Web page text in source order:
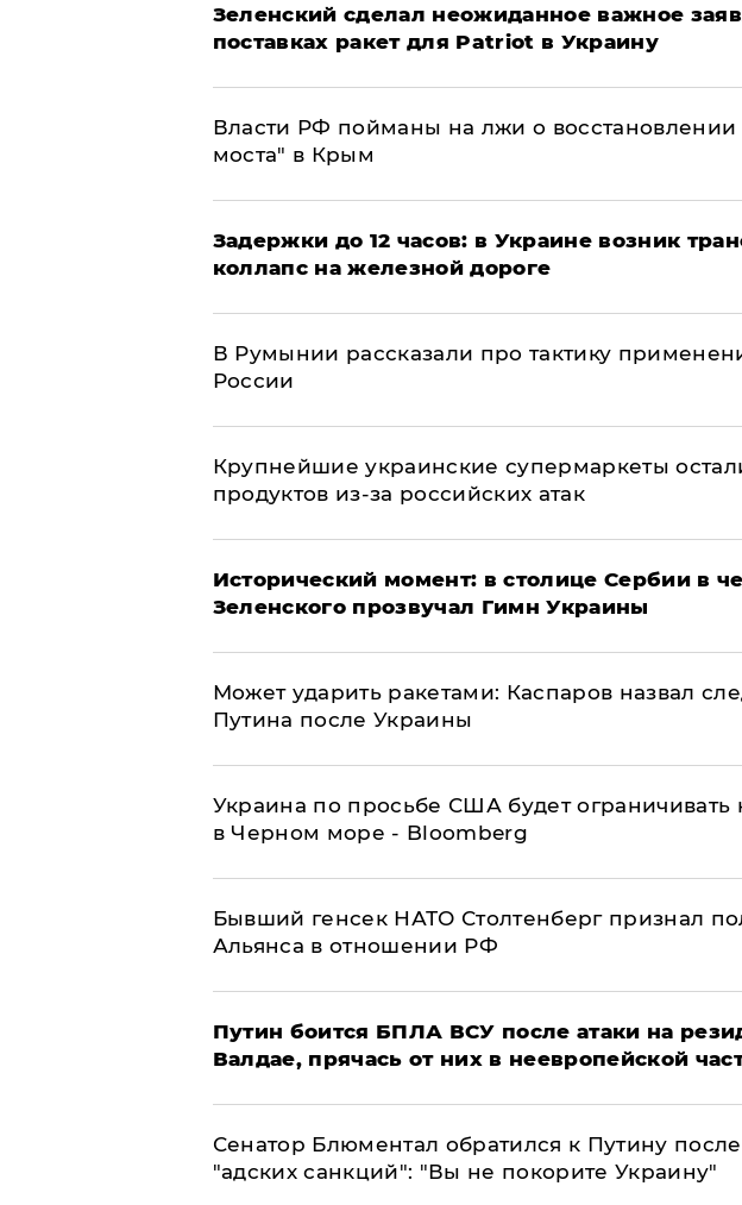
Зеленский сделал неожиданное важное
поставках ракет для Patriot в Украину
Власти РФ пойманы на лжи о восстановлении
моста" в Крым
Задержки до 12 часов: в Украине возник
коллапс на железной дороге
В Румынии рассказали про тактику
России
Крупнейшие украинские супермаркеты
продуктов из-за российских атак
Исторический момент: в столице Сербии в
Зеленского прозвучал Гимн Украины
Может ударить ракетами: Каспаров назвал
Путина после Украины
Украина по просьбе США будет ограничивать
в Черном море - Bloomberg
Бывший генсек НАТО Столтенберг признал
Альянса в отношении РФ
Путин боится БПЛА ВСУ после атаки на
Валдае, прячась от них в неевропейской
Сенатор Блюментал обратился к Путину
"адских санкций": "Вы не покорите Украину"